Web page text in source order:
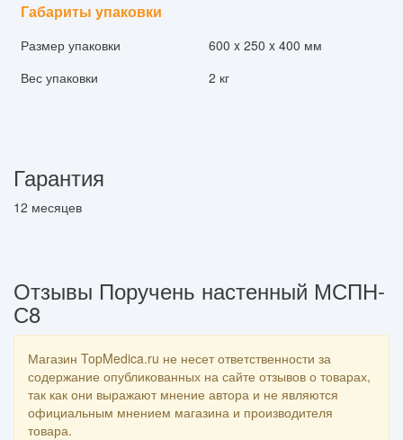
Габариты упаковки
Размер упаковки
600 x 250 x 400 мм
Вес упаковки
2 кг
Гарантия
12 месяцев
Отзывы Поручень настенный МСПН-
С8
Магазин TopMedica.ru не несет ответственности за
содержание опубликованных на сайте отзывов о товарах,
так как они выражают мнение автора и не являются
официальным мнением магазина и производителя
товара.